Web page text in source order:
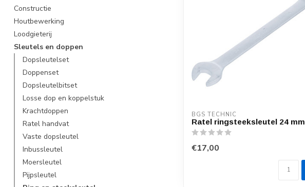
Constructie
Houtbewerking
Loodgieterij
Sleutels en doppen
Dopsleutelset
Doppenset
Dopsleutelbitset
Losse dop en koppelstuk
Krachtdoppen
Ratel handvat
Vaste dopsleutel
Inbussleutel
Moersleutel
Pijpsleutel
BGS TECHNIC
Ratel ringsteeksleutel 24 mm
€17,00